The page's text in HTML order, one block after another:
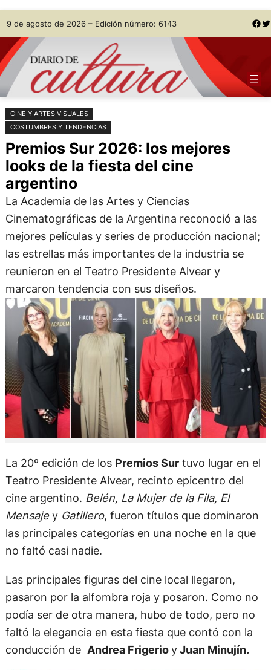
Saltar
al
contenido
Skip
to
content
9 de agosto de 2026 – Edición número: 6143 Facebook Twitter
CINE Y ARTES VISUALES
COSTUMBRES Y TENDENCIAS
Premios Sur 2026: los mejores
looks de la fiesta del cine
argentino
La Academia de las Artes y Ciencias
Cinematográficas de la Argentina reconoció a las
mejores películas y series de producción nacional;
las estrellas más importantes de la industria se
reunieron en el Teatro Presidente Alvear y
marcaron tendencia con sus diseños.
La 20º edición de los Premios Surtuvo lugar en el
Teatro Presidente Alvear, recinto epicentro del
cine argentino. Belén, La Mujer de la Fila, El
MensajeyGatillero, fueron títulos que dominaron
las principales categorías en una noche en la que
no faltó casi nadie.
Las principales figuras del cine local llegaron,
pasaron por la alfombra roja y posaron. Como no
podía ser de otra manera, hubo de todo, pero no
faltó la elegancia en esta fiesta que contó con la
conducción de Andrea FrigerioyJuan Minujín.